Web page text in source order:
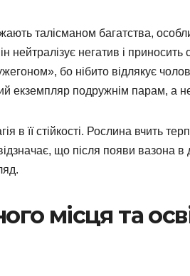
талісманом багатства,
нейтралізує негатив і
бо нібито відлякує
екземпляр подружнім парам, а
в її стійкості. Рослина вчить
що після появи вазона
місця та